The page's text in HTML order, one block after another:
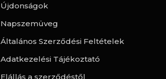
Újdonságok
Napszemüveg
Általános Szerződési Feltételek
Adatkezelési Tájékoztató
Elállás a szerződéstől